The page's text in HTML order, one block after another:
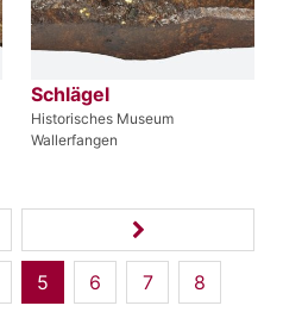
Schlägel
Historisches Museum
Wallerfangen
5 6 7 8